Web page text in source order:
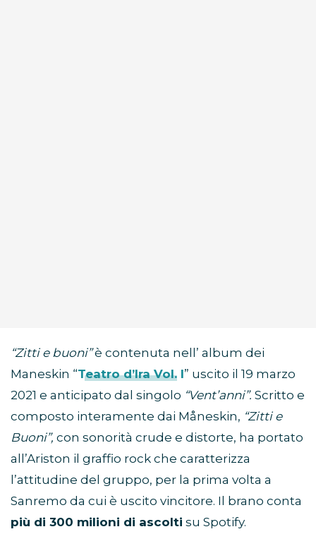
“Zitti e buoni”è contenuta nell’ album dei
Maneskin “Teatro d’Ira Vol. I” uscito il 19 marzo
2021 e anticipato dal singolo “Vent’anni”. Scritto e
composto interamente dai Måneskin, “Zitti e
Buoni”, con sonorità crude e distorte, ha portato
all’Ariston il graffio rock che caratterizza
l’attitudine del gruppo, per la prima volta a
Sanremo da cui è uscito vincitore. Il brano conta
più di 300 milioni di ascolti su Spotify.